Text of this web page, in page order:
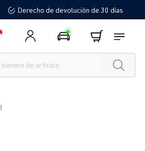
Derecho de devolución de 30 días